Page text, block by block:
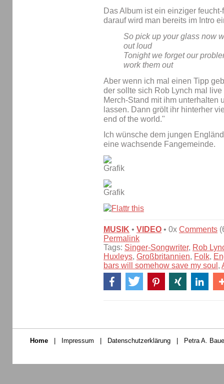
Das Album ist ein einziger
darauf wird man bereits im Intro
So pick up your glass now
out loud
Tonight we forget our
work them out
Aber wenn ich mal einen Tipp
der sollte sich Rob Lynch mal
Merch-Stand mit ihm unterhalten
lassen. Dann grölt ihr hinterher
end of the world."
Ich wünsche dem jungen
eine wachsende Fangemeinde.
MUSIK • VIDEO • 0x Comments
Permalink
Tags: Singer-Songwriter, Rob
Huxleys, Großbritannien, Folk,
bars will somehow save my soul ,
Home | Impressum | Datenschutzerklärung | Petra A.